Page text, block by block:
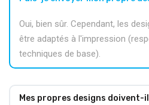
Oui, bien sûr. Cependant, les
être adaptés à l'impression
techniques de base).
Mes propres designs doivent-